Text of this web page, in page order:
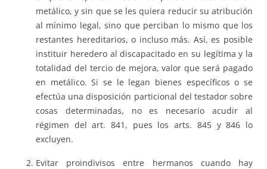
metálico, y sin que se les quiera reducir su atribución
al mínimo legal, sino que perciban lo mismo que los
restantes hereditarios, o incluso más. Así, es posible
instituir heredero al discapacitado en su legítima y la
totalidad del tercio de mejora, valor que será pagado
en metálico. Si se le legan bienes específicos o se
efectúa una disposición particional del testador sobre
cosas determinadas, no es necesario acudir al
régimen del art. 841, pues los arts. 845 y 846 lo
excluyen.
Evitar proindivisos entre hermanos cuando hay